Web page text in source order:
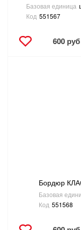
Базовая единица
Код 551567
600 руб
Бордюр
Базовая
Код 551568